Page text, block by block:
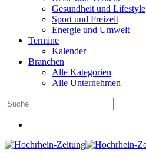
Gesundheit und Lifestyle
Sport und Freizeit
Energie und Umwelt
Termine
Kalender
Branchen
Alle Kategorien
Alle Unternehmen